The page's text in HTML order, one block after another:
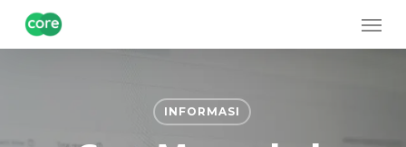
Skip
Menu
INFORMASI